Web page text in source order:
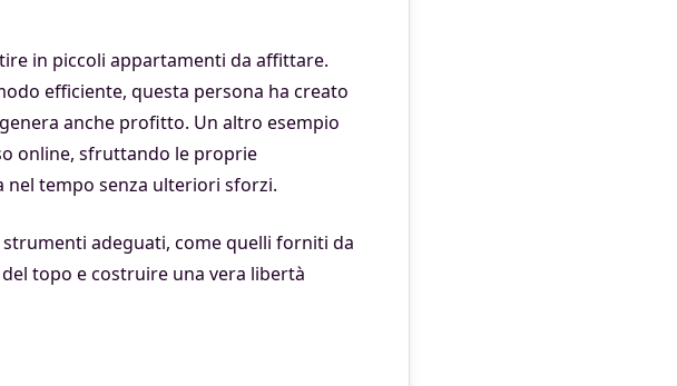
in piccoli appartamenti da affittare.
efficiente, questa persona ha creato
anche profitto. Un altro esempio
online, sfruttando le proprie
tempo senza ulteriori sforzi.
adeguati, come quelli forniti da
topo e costruire una vera libertà